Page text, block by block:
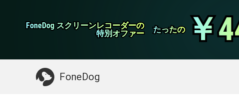
FoneDog スクリーンレコーダーの
FoneDog スクリーンレコーダーの
特別オファー
特別オファー たったの
たったの￥
￥
FoneDog
iPhoneクリーナー
お探しガイド：